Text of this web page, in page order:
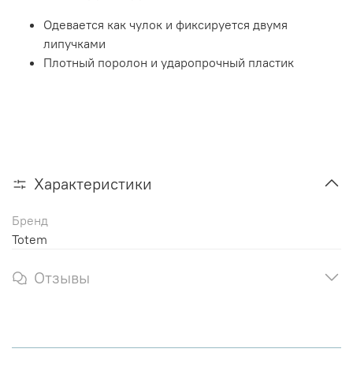
Одевается как чулок и фиксируется двумя
липучками
Плотный поролон и ударопрочный пластик
Характеристики
Бренд
Totem
Отзывы